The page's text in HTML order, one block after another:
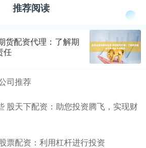
推荐阅读
货配资代理：了解期
任
司推荐
股天下配资：助您投资腾飞，实现财
票配资：利用杠杆进行投资